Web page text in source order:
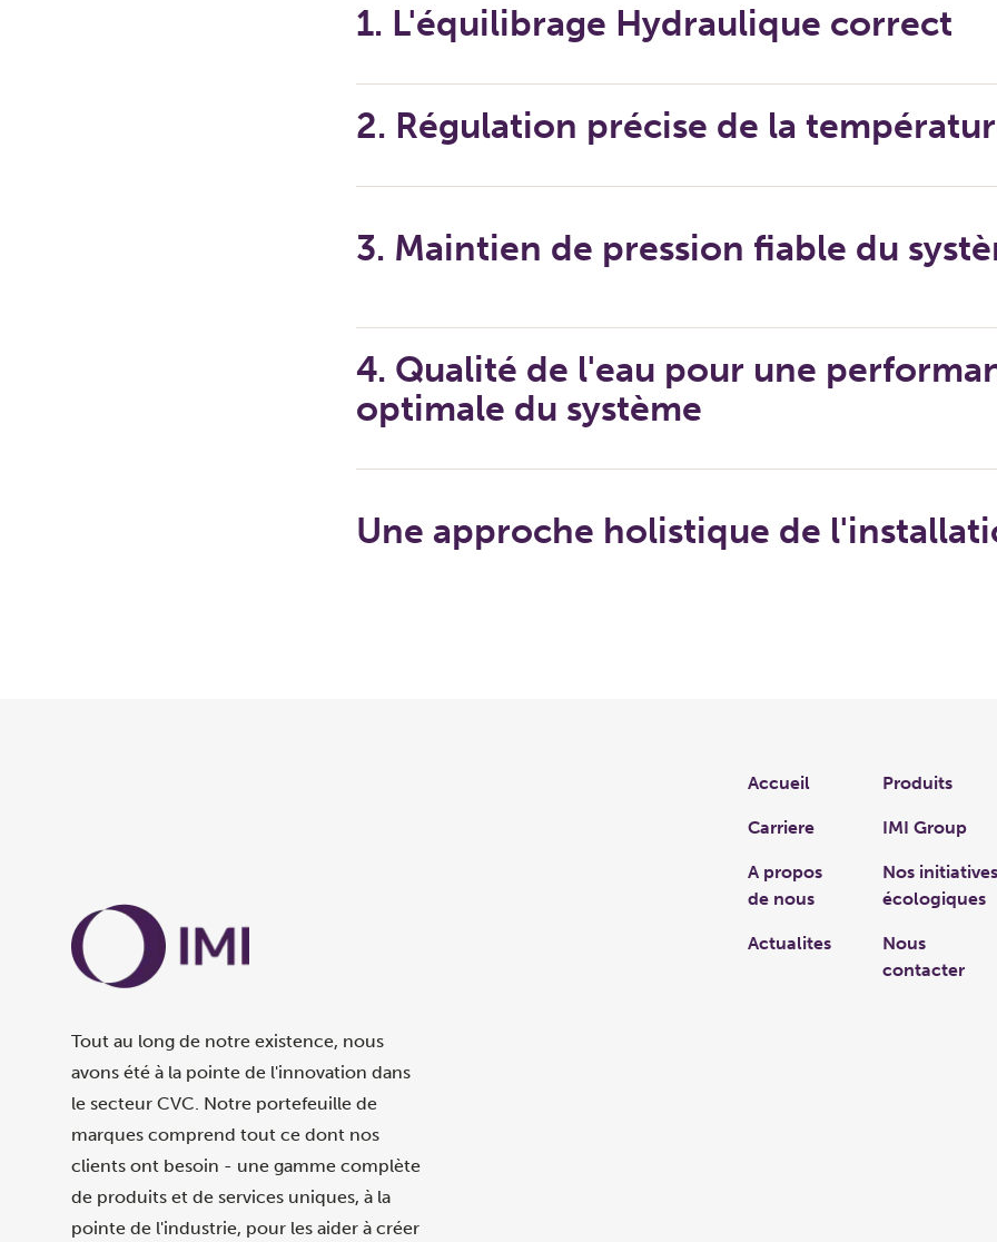
1. L'équilibrage Hydraulique correct
2. Régulation précise de la
3. Maintien de pression fiable du
4. Qualité de l'eau pour une
optimale du système
Une approche holistique de
Tout au long de notre existence, nous
avons été à la pointe de l'innovation dans
le secteur CVC. Notre portefeuille de
marques comprend tout ce dont nos
clients ont besoin - une gamme complète
de produits et de services uniques, à la
pointe de l'industrie, pour les aider à créer
Links
Accueil Produits
Carriere IMI Group
A propos
de nous
Nos initiatives
écologiques
Actualites
Nous
contacter